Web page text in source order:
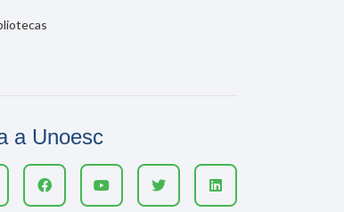
a Unoesc